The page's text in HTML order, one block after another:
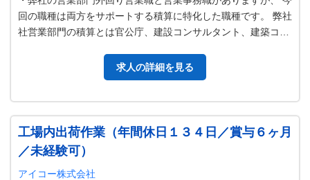
回の職種は両方をサポートする積算に特化した職種です。 弊社
社営業部門の積算とは官公庁、建設コンサルタント、建築コン
求人の詳細を見る
工場内出荷作業（年間休日１３４日／賞与６ヶ月
／未経験可）
アイコー株式会社